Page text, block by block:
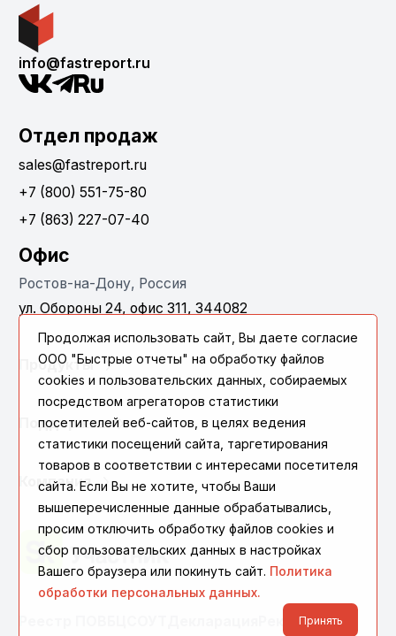
info@fastreport.ru
Отдел продаж
sales@fastreport.ru
+7 (800) 551-75-80
+7 (863) 227-07-40
Офис
Ростов-на-Дону, Россия
ул. Обороны 24, офис 311, 344082
Продукты
Поддержка
Компания
Реквизиты
Продолжая использовать сайт, Вы даете согласие
ООО "Быстрые отчеты" на обработку файлов
cookies и пользовательских данных, собираемых
посредством агрегаторов статистики
посетителей веб-сайтов, в целях ведения
статистики посещений сайта, таргетирования
товаров в соответствии с интересами посетителя
сайта. Если Вы не хотите, чтобы Ваши
вышеперечисленные данные обрабатывались,
просим отключить обработку файлов cookies и
сбор пользовательских данных в настройках
Вашего браузера или покинуть сайт. Политика
обработки персональных данных.
Принять